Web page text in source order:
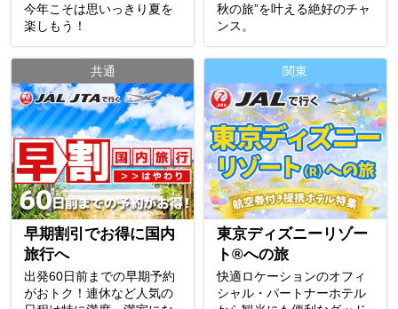
今年こそは思いっきり夏を
楽しもう！
秋の旅”を叶える絶好のチャ
ンス。
共通
早期割引でお得に国内
旅行へ
出発60日前までの早期予約
がおトク！連休など人気の
関東
東京ディズニーリゾー
ト®への旅
快適ロケーションのオフィ
シャル・パートナーホテル